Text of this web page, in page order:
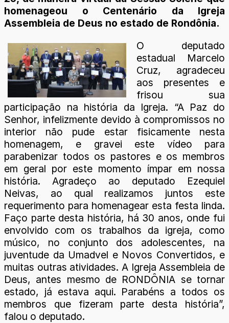
homenageou o Centenário da Igreja
Assembleia de Deus no estado de Rondônia.
O deputado
estadual Marcelo
Cruz, agradeceu
aos presentes e
frisou sua
participação na história da Igreja. “A Paz do
Senhor, infelizmente devido à compromissos no
interior não pude estar fisicamente nesta
homenagem, e gravei este vídeo para
parabenizar todos os pastores e os membros
em geral por este momento ímpar em nossa
história. Agradeço ao deputado Ezequiel
Neivas, ao qual realizamos juntos este
requerimento para homenagear esta festa linda.
Faço parte desta história, há 30 anos, onde fui
envolvido com os trabalhos da igreja, como
músico, no conjunto dos adolescentes, na
juventude da Umadvel e Novos Convertidos, e
muitas outras atividades. A Igreja Assembleia de
Deus, antes mesmo de RONDÔNIA se tornar
estado, já estava aqui. Parabéns a todos os
membros que fizeram parte desta história”,
falou o deputado.